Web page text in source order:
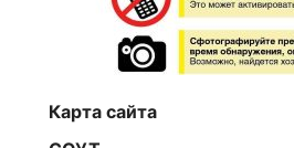
Карта сайта